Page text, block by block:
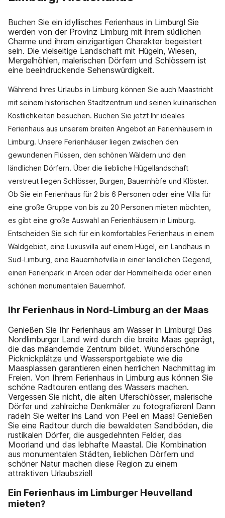
Buchen Sie ein idyllisches Ferienhaus in Limburg! Sie
werden von der Provinz Limburg mit ihrem südlichen
Charme und ihrem einzigartigen Charakter begeistert
sein. Die vielseitige Landschaft mit Hügeln, Wiesen,
Mergelhöhlen, malerischen Dörfern und Schlössern ist
eine beeindruckende Sehenswürdigkeit.
Während Ihres Urlaubs in Limburg können Sie auch Maastricht
mit seinem historischen Stadtzentrum und seinen kulinarischen
Köstlichkeiten besuchen. Buchen Sie jetzt Ihr ideales
Ferienhaus aus unserem breiten Angebot an Ferienhäusern in
Limburg. Unsere Ferienhäuser liegen zwischen den
gewundenen Flüssen, den schönen Wäldern und den
ländlichen Dörfern. Über die liebliche Hügellandschaft
verstreut liegen Schlösser, Burgen, Bauernhöfe und Klöster.
Ob Sie ein Ferienhaus für 2 bis 6 Personen oder eine Villa für
eine große Gruppe von bis zu 20 Personen mieten möchten,
es gibt eine große Auswahl an Ferienhäusern in Limburg.
Entscheiden Sie sich für ein komfortables Ferienhaus in einem
Waldgebiet, eine Luxusvilla auf einem Hügel, ein Landhaus in
Süd-Limburg, eine Bauernhofvilla in einer ländlichen Gegend,
einen Ferienpark in Arcen oder der Hommelheide oder einen
schönen monumentalen Bauernhof.
Ihr Ferienhaus in Nord-Limburg an der Maas
Genießen Sie Ihr Ferienhaus am Wasser in Limburg! Das
Nordlimburger Land wird durch die breite Maas geprägt,
die das mäandernde Zentrum bildet. Wunderschöne
Picknickplätze und Wassersportgebiete wie die
Maasplassen garantieren einen herrlichen Nachmittag im
Freien. Von Ihrem Ferienhaus in Limburg aus können Sie
schöne Radtouren entlang des Wassers machen.
Vergessen Sie nicht, die alten Uferschlösser, malerische
Dörfer und zahlreiche Denkmäler zu fotografieren! Dann
radeln Sie weiter ins Land von Peel en Maas! Genießen
Sie eine Radtour durch die bewaldeten Sandböden, die
rustikalen Dörfer, die ausgedehnten Felder, das
Moorland und das lebhafte Maastal. Die Kombination
aus monumentalen Städten, lieblichen Dörfern und
schöner Natur machen diese Region zu einem
attraktiven Urlaubsziel!
Ein Ferienhaus im Limburger Heuvelland
mieten?